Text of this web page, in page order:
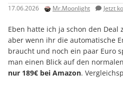
17.06.2026 Mr.Moonlight Jetzt
Eben hatte ich ja schon den Deal
aber wenn ihr die automatische
braucht und noch ein paar Euro
man einen Blick auf den normalen
nur 189€ bei Amazon.